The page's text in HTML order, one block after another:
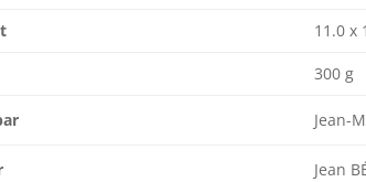
11.0 x
300 g
Jean-
Jean